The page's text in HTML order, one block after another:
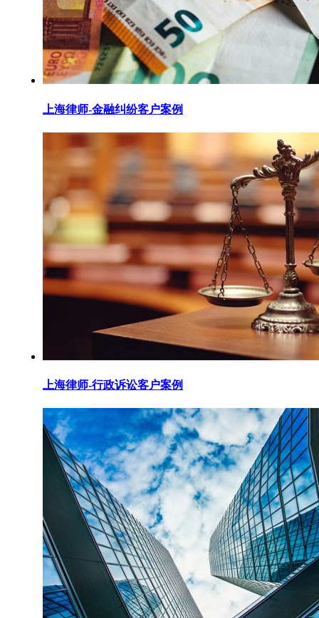
上海律师-金融纠纷客户案例
上海律师-行政诉讼客户案例